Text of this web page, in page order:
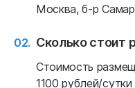
Москва, б-р
Сколько стоит
Стоимость
1100 рублей/